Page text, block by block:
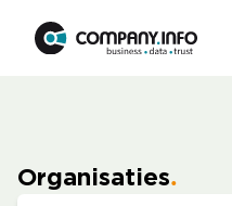
Organisaties